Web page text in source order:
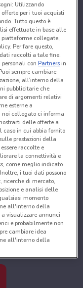
Utilizzando
per i tuoi acquisti
Tutto questo è
effettuate in base alle
collegate,
Per fare questo,
raccolti a tale fine.
personali conPartnersin
sempre cambiare
all’interno della
pubblicitarie che
di argomenti relativi
esterne a
noi collegato ci informa
delle offerte a
caso in cui abbia fornito
prestazioni della
raccolte e
la connettività e
come meglio indicato
i tuoi dati possono
ricerche di mercato,
e analisi delle
momento
all'interno della
a visualizzare annunci
e probabilmente non
cambiare idea
all'interno della
fornire:
attiva delle
Archiviare